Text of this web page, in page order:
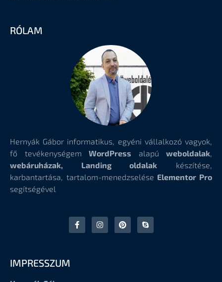
RÓLAM
Hernyák Gábor informatikus, egyéni vállalkozó vagyok,
fő tevékenységem WordPress alapú weboldalak,
webáruházak, Landing oldalak készítése,
karbantartása, tartalom-menedzselése Elementor Pro
segítségével
IMPRESSZUM